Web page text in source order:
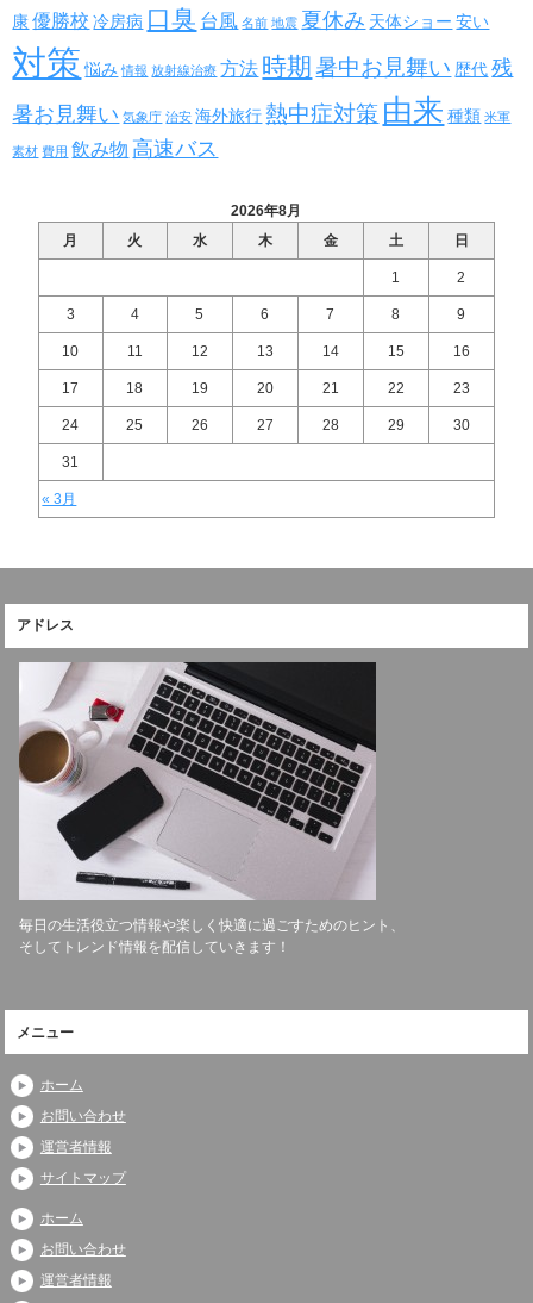
康 優勝校 冷房病 口臭 台風 名前 地震 夏休み 天体ショー 安い
対策 悩み 情報 放射線治療 方法 時期 暑中お見舞い 歴代 残
暑お見舞い 気象庁 治安 海外旅行 熱中症対策 由来 種類 米軍
素材 費用 飲み物 高速バス
2026年8月
月
火 水 木 金 土 日
« 3月
1 2
3 4 5 6 7 8 9
10 11 12 13 14 15 16
17 18 19 20 21 22 23
24 25 26 27 28 29 30
31
アドレス
毎日の生活役立つ情報や楽しく快適に過ごすためのヒント、
そしてトレンド情報を配信していきます！
メニュー
ホーム
お問い合わせ
運営者情報
サイトマップ
ホーム
お問い合わせ
運営者情報